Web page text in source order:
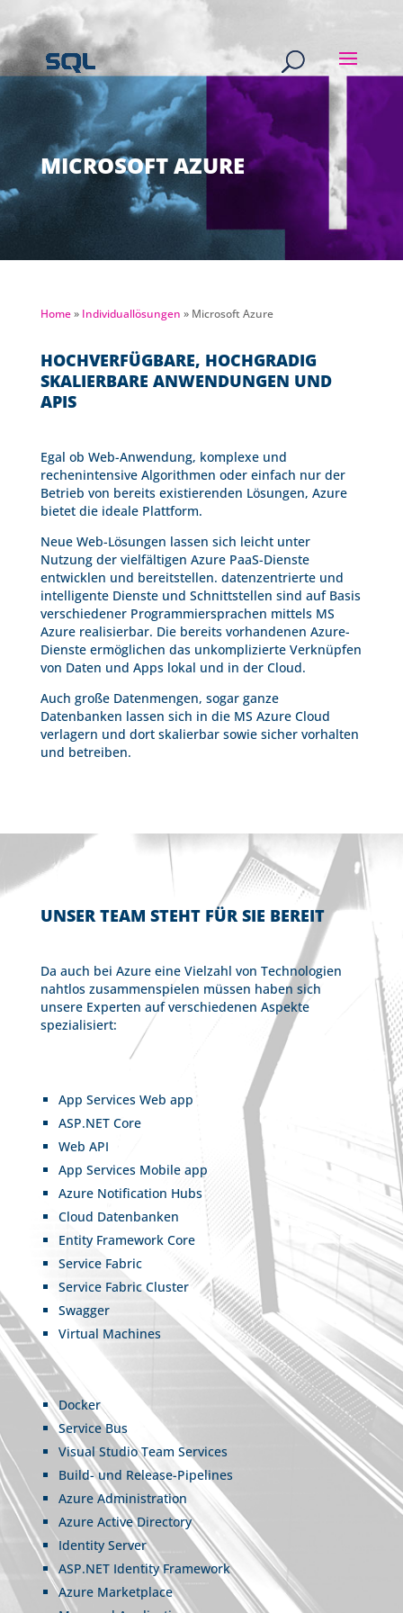
MICROSOFT AZURE
Home» Individuallösungen » Microsoft Azure
HOCHVERFÜGBARE, HOCHGRADIG
SKALIERBARE ANWENDUNGEN UND
APIS
Egal ob Web-Anwendung, komplexe und
rechenintensive Algorithmen oder einfach nur der
Betrieb von bereits existierenden Lösungen, Azure
bietet die ideale Plattform.
Neue Web-Lösungen lassen sich leicht unter
Nutzung der vielfältigen Azure PaaS-Dienste
entwicklen und bereitstellen. datenzentrierte und
intelligente Dienste und Schnittstellen sind auf Basis
verschiedener Programmiersprachen mittels MS
Azure realisierbar. Die bereits vorhandenen Azure-
Dienste ermöglichen das unkomplizierte Verknüpfen
von Daten und Apps lokal und in der Cloud.
Auch große Datenmengen, sogar ganze
Datenbanken lassen sich in die MS Azure Cloud
verlagern und dort skalierbar sowie sicher vorhalten
und betreiben.
UNSER TEAM STEHT FÜR SIE BEREIT
Da auch bei Azure eine Vielzahl von Technologien
nahtlos zusammenspielen müssen haben sich
unsere Experten auf verschiedenen Aspekte
spezialisiert:
App Services Web app
ASP.NET Core
Web API
App Services Mobile app
Azure Notification Hubs
Cloud Datenbanken
Entity Framework Core
Service Fabric
Service Fabric Cluster
Swagger
Virtual Machines
Docker
Service Bus
Visual Studio Team Services
Build- und Release-Pipelines
Azure Administration
Azure Active Directory
Identity Server
ASP.NET Identity Framework
Azure Marketplace